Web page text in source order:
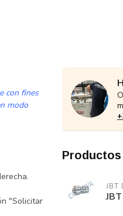
con fines
modo
"Solicitar
JBT